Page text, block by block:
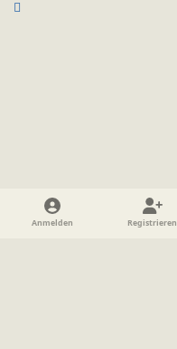
Heller Modus
Dunkler ModusSystemeinstellung
Anmelden Registrieren